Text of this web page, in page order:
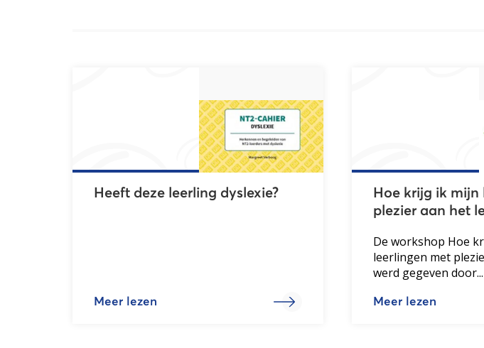
Heeft deze leerling dyslexie?
Meer lezen
Hoe krijg ik
plezier aan het
De workshop Hoe
leerlingen met
werd gegeven door...
Meer lezen